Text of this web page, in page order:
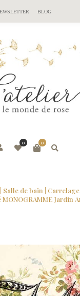
BLOG
0
0
Salle de bain
Jardin